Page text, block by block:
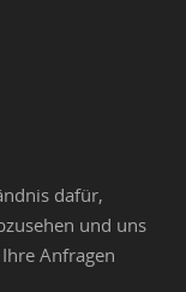
dafür,
und uns
Anfragen